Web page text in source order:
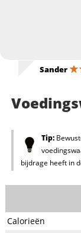
Sander
Tip:
bijdrage heeft in
Calorieën